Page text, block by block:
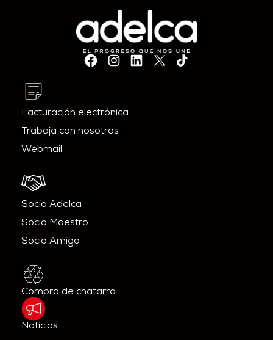
Facturación electrónica
Trabaja con nosotros
Webmail
Socio Adelca
Socio Maestro
Socio Amigo
Compra de chatarra
Noticias